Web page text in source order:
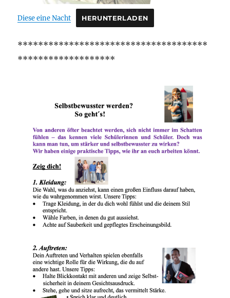
Diese eine Nacht HERUNTERLADEN
*************************************
*******************